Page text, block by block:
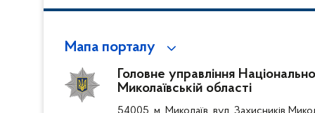
Мапа порталу
Головне управління
Миколаївській області